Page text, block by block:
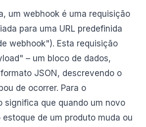
um webhook é uma requisição
para uma URL predefinida
webhook"). Esta requisição
– um bloco de dados,
JSON, descrevendo o
de ocorrer. Para o
significa que quando um novo
de um produto muda ou